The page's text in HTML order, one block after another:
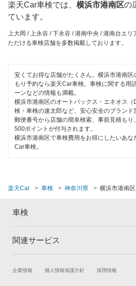
横浜市中区
横浜市西区
横浜市緑区
横浜市南区
横浜市
輸入車OK
EV車OK
1日車検
夜間受付
整備保証
1級整備士在籍
コスモの車検
車検のコバック
GTNET×カフェ車検
キグナス車検
ホリデー車検
マッハ車検
トヨタディーラー
ベアーズ車検
楽天Car車検では、 横浜市港南区の
ています。
上大岡 / 上永谷 / 下永谷 / 港南中央 / 港南台エ
ただける車検店舗を多数掲載しております。
安くてお得な店舗がたくさん。横浜市港南
もり予約なら楽天Car車検。車検に関する用
ーンなどの情報も満載。
横浜市港南区のオートバックス・エネオス
検・車検の速太郎など、安心安全のブランド
郵便番号から店舗の簡単検索、事前見積もり
500ポイントが付与されます。
横浜市港南区で車検費用をお得にしたいあな
Car車検。
楽天Car 車検 神奈川県 横浜市港南
車検
トップ
車検の基礎知識 キャン
関連サービス
試乗・商談 新車購入
企業情報 個人情報保護方針 採用情報